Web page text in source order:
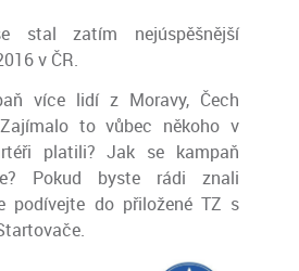
stal zatím nejúspěšnější
v ČR.
více lidí z Moravy, Čech
to vůbec někoho v
platili? Jak se kampaň
Pokud byste rádi znali
podívejte do přiložené TZ s